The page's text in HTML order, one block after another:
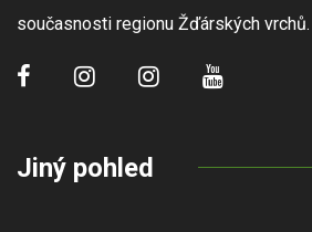
současnosti regionu Žďárských vrchů.
Jiný pohled